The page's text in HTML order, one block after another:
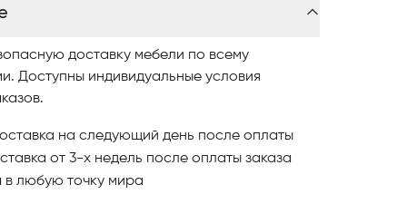
доставку мебели по всему
Доступны индивидуальные условия
на следующий день после оплаты
от 3-х недель после оплаты заказа
в любую точку мира